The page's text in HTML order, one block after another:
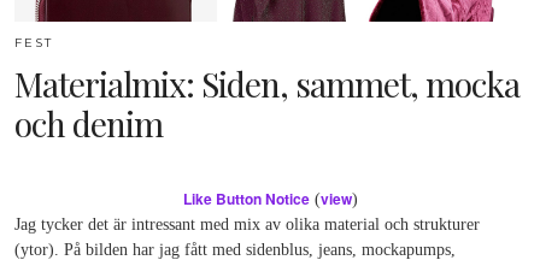
FEST
Materialmix: Siden, sammet, mocka
och denim
Like Button Notice(view)
Jag tycker det är intressant med mix av olika material och strukturer
(ytor). På bilden har jag fått med sidenblus, jeans, mockapumps,